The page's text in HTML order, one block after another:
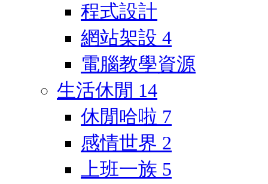
程式設計
網站架設 4
電腦教學資源
生活休閒 14
休閒哈啦 7
感情世界 2
上班一族 5